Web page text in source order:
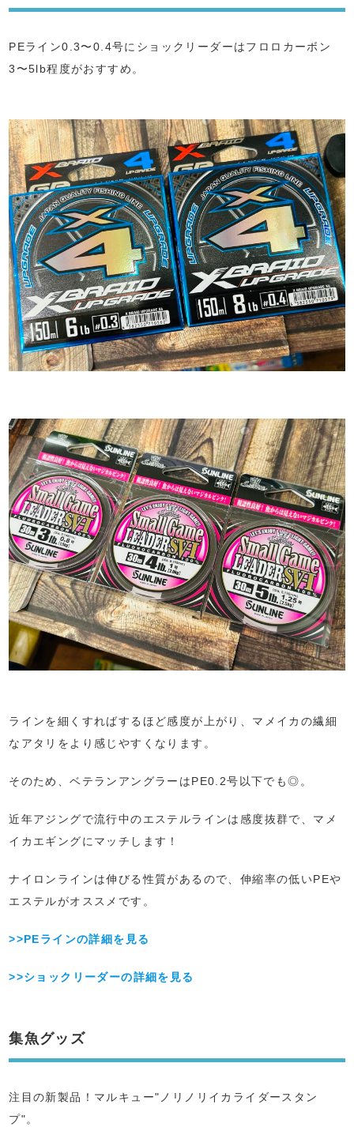
PEライン0.3〜0.4号にショックリーダーはフロロカーボン
3〜5lb程度がおすすめ。
ラインを細くすればするほど感度が上がり、マメイカの繊細
なアタリをより感じやすくなります。
そのため、ベテランアングラーはPE0.2号以下でも◎。
近年アジングで流行中のエステルラインは感度抜群で、マメ
イカエギングにマッチします！
ナイロンラインは伸びる性質があるので、伸縮率の低いPEや
エステルがオススメです。
>>PEラインの詳細を見る
>>ショックリーダーの詳細を見る
集魚グッズ
注目の新製品！マルキュー"ノリノリイカライダースタン
プ"。